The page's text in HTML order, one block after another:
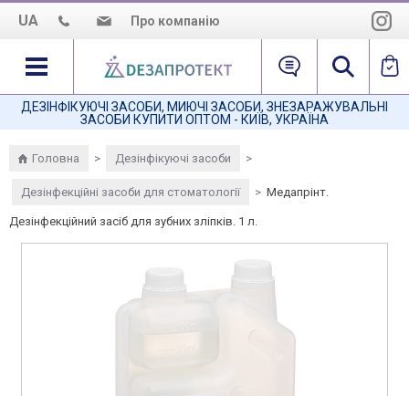
UA Про компанію
Про нас
Наша місія
ДЕЗІНФІКУЮЧІ ЗАСОБИ, МИЮЧІ ЗАСОБИ, ЗНЕЗАРАЖУВАЛЬНІ
ЗАСОБИ КУПИТИ ОПТОМ - КИЇВ, УКРАЇНА
Головна > Дезінфікуючі засоби >
Дезінфекційні засоби для стоматології > Медапрінт.
Дезінфекційний засіб для зубних зліпків. 1 л.